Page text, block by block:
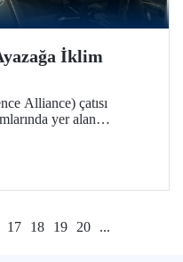
İklim
Alliance) çatısı
yer alan
COP31 Komisyonu
17 18 19 20 ...